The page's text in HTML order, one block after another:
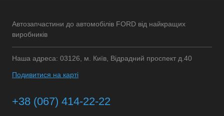
Автозапчастини до автомобілів FORD від найкращих
виробників
Наша адреса: 03126, м. Київ, Відрадний проспект д.40
Подивитися на карті
+38 (067) 414-22-22